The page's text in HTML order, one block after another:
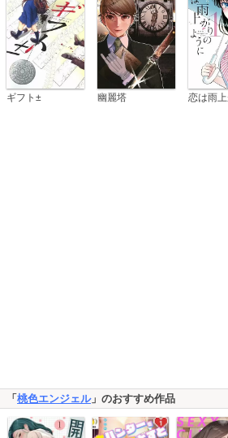
ギフト± 幽麗塔
「桃色エンジェル」のおすすめ作品